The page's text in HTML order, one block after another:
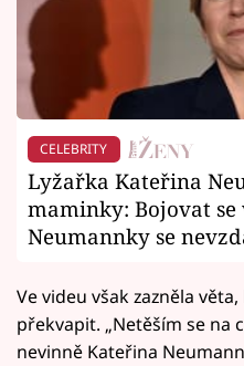
CELEBRITY
Lyžařka Kateřina
maminky: Bojovat
Neumannky se
Ve videu však zazněla
překvapit. „Netěším se na
nevinně Kateřina